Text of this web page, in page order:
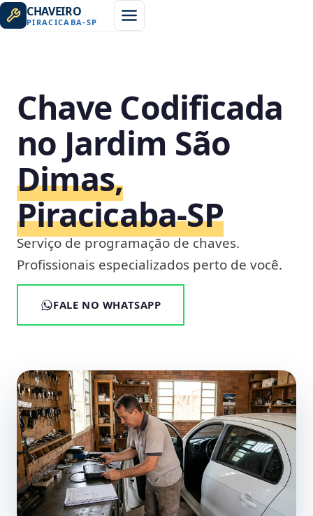
CHAVEIRO
PIRACICABA-SP
Chave Codificada
no Jardim São
Dimas,
Piracicaba‑SP
Serviço de programação de chaves.
Profissionais especializados perto de você.
FALE NO WHATSAPP